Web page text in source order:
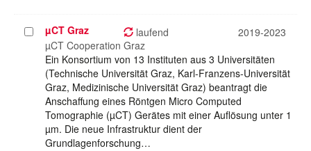
Projekt
auswählen
µCT Graz laufend
2019-2023
µCT Cooperation Graz
Ein Konsortium von 13 Instituten aus 3 Universitäten
(Technische Universität Graz, Karl-Franzens-Universität
Graz, Medizinische Universität Graz) beantragt die
Anschaffung eines Röntgen Micro Computed
Tomographie (µCT) Gerätes mit einer Auflösung unter 1
µm. Die neue Infrastruktur dient der
Grundlagenforschung…